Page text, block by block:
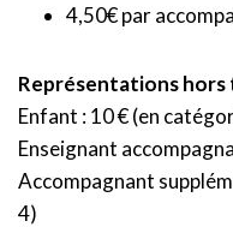
4,50€ par
Représentations hors
Enfant : 10 € (en
Enseignant
Accompagnant
4)